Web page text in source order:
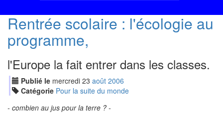
Rentrée scolaire : l'écologie au
programme,
l'Europe la fait entrer dans les classes.
Publié le mercredi 23 août 2006
Catégorie Pour la suite du monde
- combien au jus pour la terre ? -